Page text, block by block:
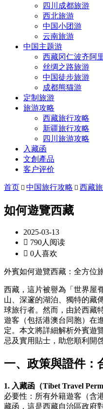
四川成都旅游
西北旅游
中国小团游
云南旅游
中国主题游
西藏冈仁波齐阿
丝绸之路旅游
中国徒步旅游
成都熊猫游
定制旅游
旅游攻略
西藏旅行攻略
新疆旅行攻略
四川旅游攻略
入藏函
文創產品
客户评价
首页  中国旅行攻略  西藏
如何遊覽西藏
2025-03-13
 790人阅读
 0人喜欢
外賓如何遊覽西藏：全方位
西藏，這片被譽為「世界屋
山、深邃的湖泊、獨特的藏
球旅行者。然而，由於西藏
遊客（包括港澳台同胞）在
定。本文將詳細解析外賓遊
忌及實用貼士，助您順利開
一、政策與證件：
1. 入藏函（Tibet Travel
必要性：所有外籍遊客（含
藏函，這是西藏自治區政府